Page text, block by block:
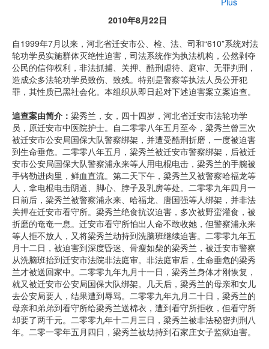
2010年8月22日
自1999年7月以来，河北省迁安市公、检、法、司和“610”系统对法
轮功学员实施群体灭绝性迫害，司法系统作为执法机构，公然剥夺
公民的信仰权利，非法抓捕、关押、酷刑虐待、庭审、无罪判刑，
造成众多法轮功学员致伤、致残。特别是警察等执法人员公开犯
罪，其性质已黑社会化。本组织从即日起对下述迫害案立案追查。
追查案由简介： 梁秀兰，女，四十四岁，河北省迁安市法轮功学
员，原迁安市中医院护士。自二零零八年五月至今，梁秀兰曾三次
被迁安市公安局国保大队警察绑架，并遭受酷刑折磨，一度被迫害
到生命垂危。二零零八年五月，梁秀兰被迁安市警察绑架，后被迁
安市公安局国保大队警察浦永来等人用电棍电击，梁秀兰的手腕被
手铐勒进肉里，鲜血直流。第二天下午，梁秀兰又被警察哈福龙等
人，拿电棍电击阴道、脚心、脖子及乳房等处。二零零九年四月一
日前后，梁秀兰被警察浦永来、哈福龙、唐国强等人绑架，并非法
关押在迁安市看守所。梁秀兰绝食抗议迫害，多次被野蛮灌食，被
折磨的奄奄一息。迁安市看守所怕出人命不敢收她，但警察浦永来
等人拒不放人，又将梁秀兰劫持到洗脑班继续迫害。二零零九年五
月十二日，被迫害到深度昏迷、骨瘦如柴的梁秀兰，被迁安市警察
从洗脑班抬到迁安市法院非法庭审。非法庭审后，生命垂危的梁秀
兰才被送回家中。二零零九年九月十一日，梁秀兰身体才刚恢复，
就又被迁安市公安局国保大队绑架。几天后，梁秀兰的母亲和女儿
去公安局要人，结果遭到辱骂。二零零九年九月二十日，梁秀兰的
母亲和弟弟到看守所给梁秀兰送棉衣，遭到看守所拒收，但看守所
却要了两千元。二零零九年十二月三日，梁秀兰被非法秘密判刑八
年。二零一零年五月四日，梁秀兰被劫持到石家庄女子监狱迫害。